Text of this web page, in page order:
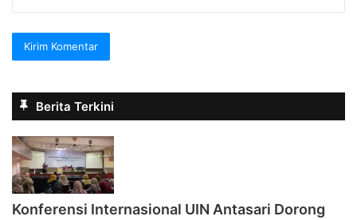
Berita Terkini
Konferensi Internasional UIN Antasari Dorong